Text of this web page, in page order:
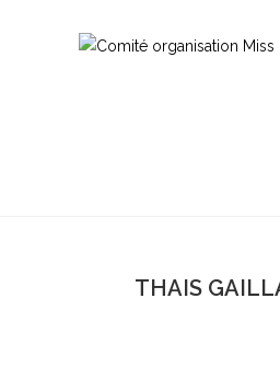
THAIS